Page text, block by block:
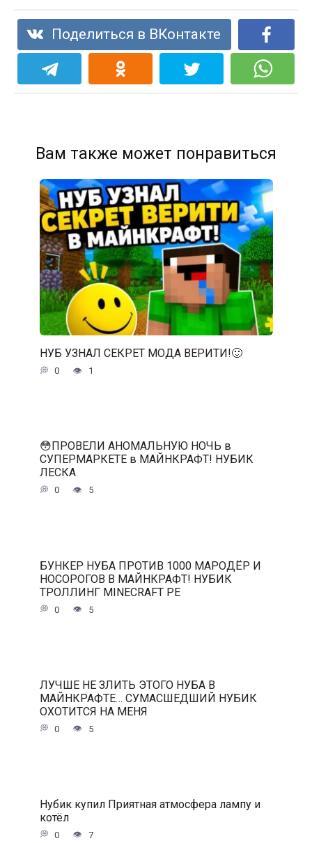
Поделиться в ВКонтакте
Вам также может понравиться
НУБ УЗНАЛ СЕКРЕТ МОДА ВЕРИТИ!🙂
0 1
😳ПРОВЕЛИ АНОМАЛЬНУЮ НОЧЬ в
СУПЕРМАРКЕТЕ в МАЙНКРАФТ! НУБИК
ЛЕСКА
0 5
БУНКЕР НУБА ПРОТИВ 1000 МАРОДЁР И
НОСОРОГОВ В МАЙНКРАФТ! НУБИК
ТРОЛЛИНГ MINECRAFT PE
0 5
ЛУЧШЕ НЕ ЗЛИТЬ ЭТОГО НУБА В
МАЙНКРАФТЕ… СУМАСШЕДШИЙ НУБИК
ОХОТИТСЯ НА МЕНЯ
0 5
Нубик купил Приятная атмосфера лампу и
котёл
0 7